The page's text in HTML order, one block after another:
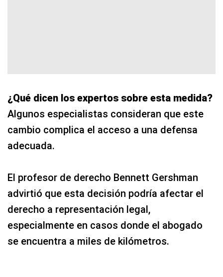
¿Qué dicen los expertos sobre esta medida?
Algunos especialistas consideran que este
cambio complica el acceso a una defensa
adecuada.
El profesor de derecho Bennett Gershman
advirtió que esta decisión podría afectar el
derecho a representación legal,
especialmente en casos donde el abogado
se encuentra a miles de kilómetros.